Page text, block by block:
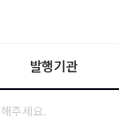
발행기관